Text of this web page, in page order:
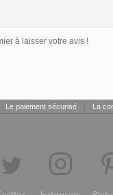
à laisser votre avis !
Le paiement sécurisé | La